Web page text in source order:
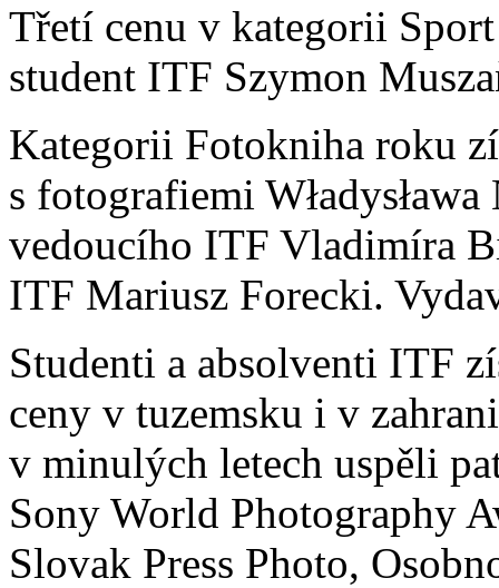
Třetí cenu v kategorii
student ITF Szymon
Kategorii Fotokniha roku
s fotografiemi
vedoucího ITF Vladimíra
ITF Mariusz Forecki.
Studenti a absolventi ITF
ceny v tuzemsku i v
v minulých letech uspěli
Sony World Photography
Slovak Press Photo,